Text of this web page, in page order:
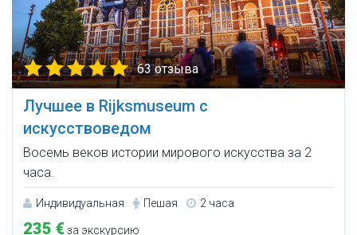
63 отзыва
Лучшее в Rijksmuseum с
искусствоведом
Восемь веков истории мирового искусства за 2
часа.
Индивидуальная Пешая 2 часа
235 €за экскурсию